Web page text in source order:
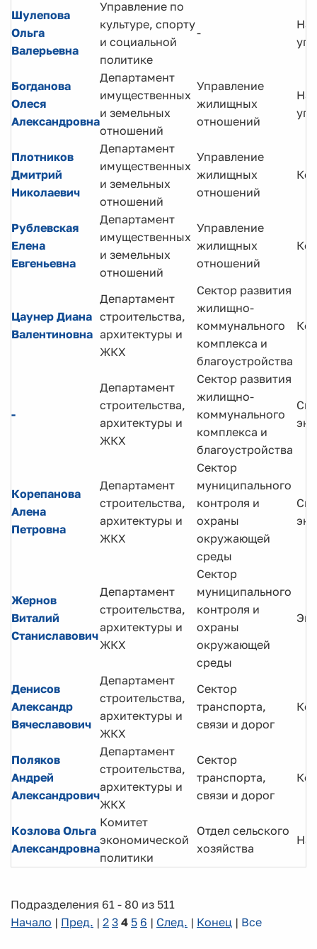
Шулепова
Ольга
Валерьевна
Управление по
культуре, спорту
и социальной
политике
-
Богданова
Олеся
Александровна
Департамент
имущественных
и земельных
отношений
Управление
жилищных
отношений
Плотников
Дмитрий
Николаевич
Департамент
имущественных
и земельных
отношений
Управление
жилищных
отношений
Рублевская
Елена
Евгеньевна
Департамент
имущественных
и земельных
отношений
Управление
жилищных
отношений
Цаунер Диана
Валентиновна
Департамент
строительства,
архитектуры и
ЖКХ
Сектор развития
жилищно-
коммунального
комплекса и
благоустройства
-
Департамент
строительства,
архитектуры и
ЖКХ
Сектор развития
жилищно-
коммунального
комплекса и
благоустройства
Корепанова
Алена
Петровна
Департамент
строительства,
архитектуры и
ЖКХ
Сектор
муниципального
контроля и
охраны
окружающей
среды
Жернов
Виталий
Станиславович
Департамент
строительства,
архитектуры и
ЖКХ
Сектор
муниципального
контроля и
охраны
окружающей
среды
Денисов
Александр
Вячеславович
Департамент
строительства,
архитектуры и
ЖКХ
Сектор
транспорта,
связи и дорог
Поляков
Андрей
Александрович
Департамент
строительства,
архитектуры и
ЖКХ
Сектор
транспорта,
связи и дорог
Козлова Ольга
Александровна
Комитет
экономической
политики
Отдел сельского
хозяйства
Подразделения 61 - 80 из 511
Начало | Пред. | 2 3 4 5 6 | След. | Конец | Все